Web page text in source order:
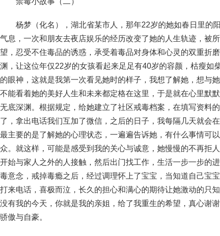
杨梦（化名），湖北省某市人，那年22岁的她如春日里的
气息，一次和朋友去夜店娱乐的经历改变了她的人生轨迹，被
望，忍受不住毒品的诱惑，承受着毒品对身体和心灵的双重折
渊，让这位年仅22岁的女孩看起来足足有40岁的容颜，枯瘦如
的眼神，这就是我第一次看见她时的样子，我想了解她，想与
不能看着她的美好人生和未来都定格在这里，于是就在心里默
无底深渊。根据规定，给她建立了社区戒毒档案，在填写资料
了，拿出电话我们互加了微信，之后的日子，我每隔几天就会
最主要的是了解她的心理状态，一遍遍告诉她，有什么事情可
众。就这样，可能是感受到我的关心与诚意，她慢慢的不再拒
开始与家人之外的人接触，然后出门找工作，生活一步一步的
毒意念，戒掉毒瘾之后，经过调理怀上了宝宝，当知道自己宝
打来电话，喜极而泣，长久的担心和满心的期待让她激动的只
没有我的今天，你就是我的亲姐，给了我重生的希望，真心谢
骄傲与自豪。